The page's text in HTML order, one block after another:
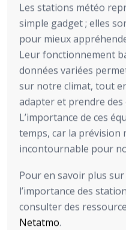
Les stations météo
simple gadget ; elles
pour mieux
Leur fonctionnement
données variées
sur notre climat, tout
adapter et prendre des
L’importance de ces
temps, car la
incontournable pour
Pour en savoir plus
l’importance des
consulter des
Netatmo.